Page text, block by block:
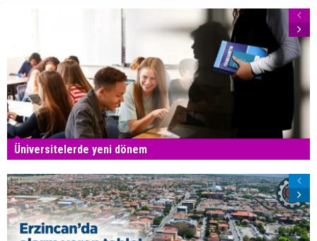
Üniversitelerde yeni dönem